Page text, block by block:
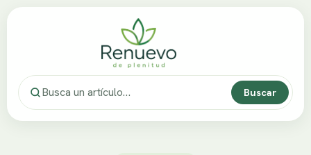
Buscar